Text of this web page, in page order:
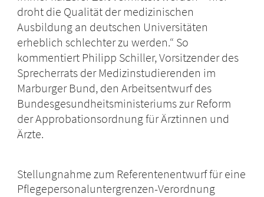
droht die Qualität der medizinischen
Ausbildung an deutschen Universitäten
erheblich schlechter zu werden.“ So
kommentiert Philipp Schiller, Vorsitzender des
Sprecherrats der Medizinstudierenden im
Marburger Bund, den Arbeitsentwurf des
Bundesgesundheitsministeriums zur Reform
der Approbationsordnung für Ärztinnen und
Ärzte.
Stellungnahme zum Referentenentwurf für eine
Pflegepersonaluntergrenzen-Verordnung